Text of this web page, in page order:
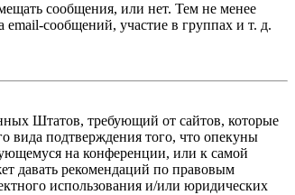
сообщения, или нет. Тем не менее
сообщений, участие в группах и т. д.
Штатов, требующий от сайтов, которые
вида подтверждения того, что опекуны
на конференции, или к самой
давать рекомендаций по правовым
использования и/или юридических